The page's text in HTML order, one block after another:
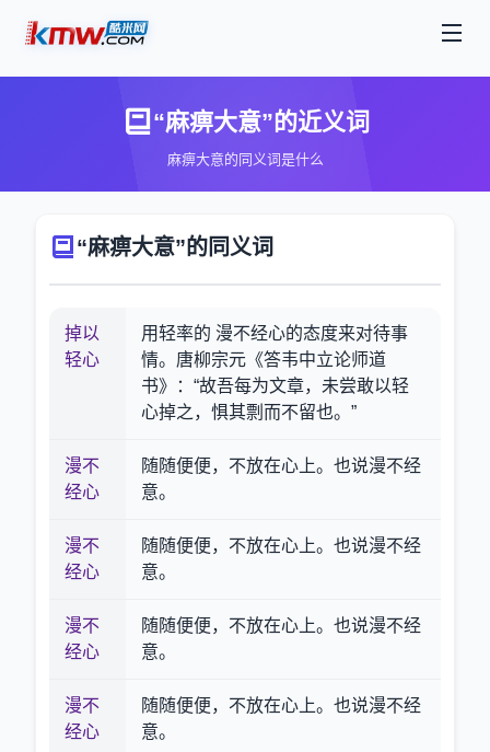
“麻痹大意”的近义词
麻痹大意的同义词是什么
“麻痹大意”的同义词
掉以
轻心
用轻率的 漫不经心的态度来对待事
情。唐柳宗元《答韦中立论师道
书》：“故吾每为文章，未尝敢以轻
心掉之，惧其剽而不留也。”
漫不
经心
随随便便，不放在心上。也说漫不经
意。
漫不
经心
随随便便，不放在心上。也说漫不经
意。
漫不
经心
随随便便，不放在心上。也说漫不经
意。
漫不
经心
随随便便，不放在心上。也说漫不经
意。